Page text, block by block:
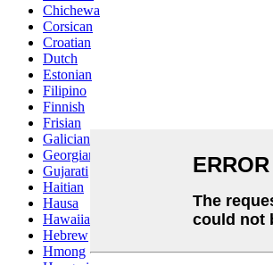
Chichewa
Corsican
Croatian
Dutch
Estonian
Filipino
Finnish
Frisian
Galician
Georgian
Gujarati
Haitian
Hausa
Hawaiian
Hebrew
Hmong